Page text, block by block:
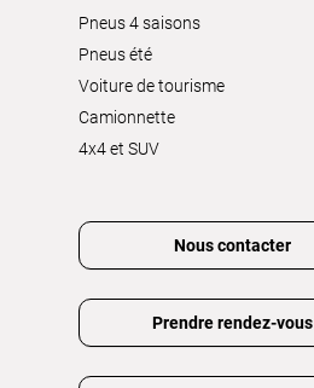
Pneus 4 saisons
Pneus été
Voiture de tourisme
Camionnette
4x4 et SUV
Nous contacter
Prendre rendez-vous